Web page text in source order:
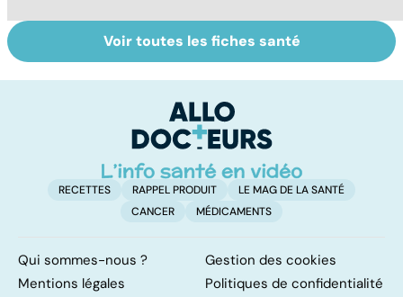
Bébés secoués,
un syndrome
Tout savoir sur
les infections
Voir toutes les fiches santé
RECETTES RAPPEL PRODUIT
LE MAG DE LA SANTÉ
CANCER
MÉDICAMENTS
Qui sommes-nous ?
Gestion des cookies
Mentions légales
Politiques de confidentialité